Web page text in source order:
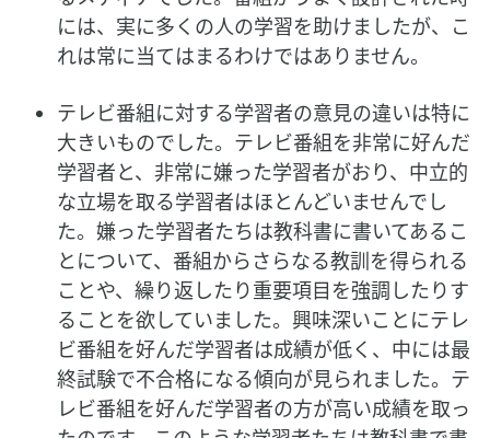
には、実に多くの人の学習を助けましたが、こ
れは常に当てはまるわけではありません。
テレビ番組に対する学習者の意見の違いは特に
大きいものでした。テレビ番組を非常に好んだ
学習者と、非常に嫌った学習者がおり、中立的
な立場を取る学習者はほとんどいませんでし
た。嫌った学習者たちは教科書に書いてあるこ
とについて、番組からさらなる教訓を得られる
ことや、繰り返したり重要項目を強調したりす
ることを欲していました。興味深いことにテレ
ビ番組を好んだ学習者は成績が低く、中には最
終試験で不合格になる傾向が見られました。テ
レビ番組を好んだ学習者の方が高い成績を取っ